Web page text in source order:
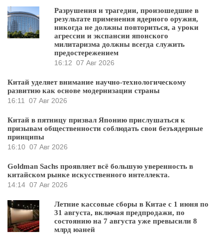
Разрушения и трагедии, произошедшие в
результате применения ядерного оружия,
никогда не должны повториться, а уроки
агрессии и экспансии японского
милитаризма должны всегда служить
предостережением
16:12 07 Авг 2026
Китай уделяет внимание научно-технологическому
развитию как основе модернизации страны
16:11
07 Авг 2026
Китай в пятницу призвал Японию прислушаться к
призывам общественности соблюдать свои безъядерные
принципы
16:10 07 Авг 2026
Goldman Sachs проявляет всё большую уверенность в
китайском рынке искусственного интеллекта.
14:14 07 Авг 2026
Летние кассовые сборы в Китае с 1 июня по
31 августа, включая предпродажи, по
состоянию на 7 августа уже превысили 8
млрд юаней